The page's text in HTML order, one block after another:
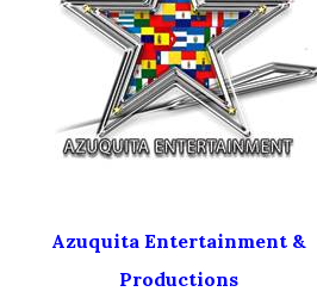
Azuquita Entertainment &
Productions